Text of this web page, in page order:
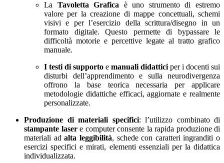
La Tavoletta Grafica
è uno strumento di estremo
valore per la creazione di mappe concettuali, schemi
visivi e per l’esercizio della scrittura/disegno in un
formato digitale. Questo permette di bypassare le
difficoltà motorie e percettive legate al tratto grafico
manuale.
I testi di supporto e manuali didattici per i docenti sui
disturbi dell’apprendimento e sulla neurodivergenza
offrono la base teorica necessaria per applicare
metodologie didattiche efficaci, aggiornate e realmente
personalizzate.
Produzione di materiali specifici: l’utilizzo combinato di
stampante lasere computer consente la rapida produzione di
materiali adalta leggibilità, schede con caratteri ingranditi o
esercizi specifici e mirati, elementi essenziali per la didattica
individualizzata.